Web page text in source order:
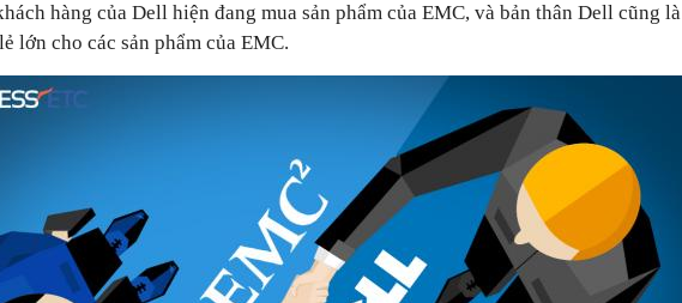
hàng của Dell hiện đang mua sản phẩm của EMC, và bản thân Dell cũng là
lớn cho các sản phẩm của EMC.